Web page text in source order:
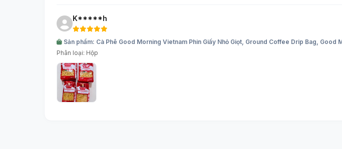
K*****h
Sản phẩm: Cà Phê Good Morning Vietnam Phin Giấy Nhỏ Giọt, Ground Coffee Drip Bag,
Phân loại: Hộp